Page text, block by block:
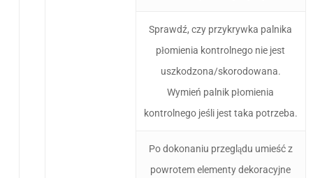
Sprawdź, czy przykrywka palnika
płomienia kontrolnego nie jest
uszkodzona/skorodowana.
Wymień palnik płomienia
kontrolnego jeśli jest taka potrzeba.
Po dokonaniu przeglądu umieść z
powrotem elementy dekoracyjne